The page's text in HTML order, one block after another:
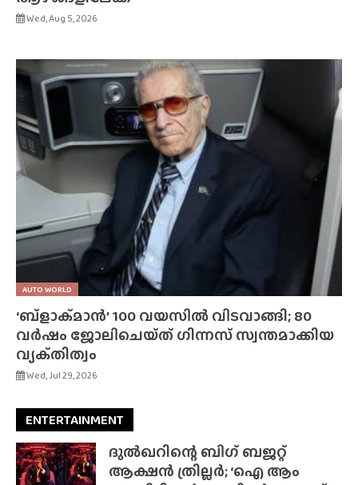
Wed, Aug 5, 2026
AUTO WORLD
‘ബ്‌ളാക്‌മാൻ’ 100 വയസിൽ വിടവാങ്ങി; 80
വർഷം ജോലിചെയ്‌ത്‌ ഗിന്നസ് സ്വന്തമാക്കിയ
വ്യക്‌തിത്വം
Wed, Jul 29, 2026
ENTERTAINMENT
ദുൽഖറിന്റെ ബിഗ് ബജറ്റ്
ആക്ഷൻ ത്രില്ലർ; ‘ഐ ആം